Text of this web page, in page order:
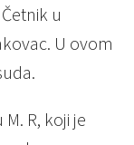
u
U ovom
R, koji je